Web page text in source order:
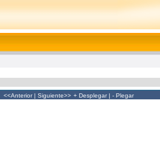
<<Anterior| Siguiente>> + Desplegar| - Plegar